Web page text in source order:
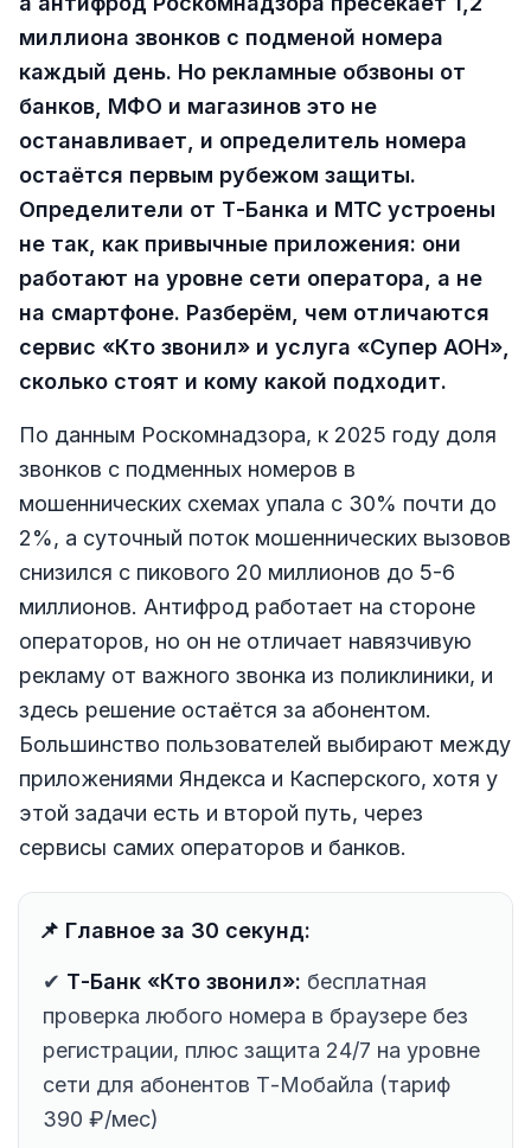
миллиона звонков с подменой номера
каждый день. Но рекламные обзвоны от
банков, МФО и магазинов это не
останавливает, и определитель номера
остаётся первым рубежом защиты.
Определители от Т-Банка и МТС устроены
не так, как привычные приложения: они
работают на уровне сети оператора, а не
на смартфоне. Разберём, чем отличаются
сервис «Кто звонил» и услуга «Супер АОН»,
сколько стоят и кому какой подходит.
По данным Роскомнадзора, к 2025 году доля
звонков с подменных номеров в
мошеннических схемах упала с 30% почти до
2%, а суточный поток мошеннических вызовов
снизился с пикового 20 миллионов до 5-6
миллионов. Антифрод работает на стороне
операторов, но он не отличает навязчивую
рекламу от важного звонка из поликлиники, и
здесь решение остаётся за абонентом.
Большинство пользователей выбирают между
приложениями Яндекса и Касперского, хотя у
этой задачи есть и второй путь, через
сервисы самих операторов и банков.
📌 Главное за 30 секунд:
✔ Т-Банк «Кто звонил»: бесплатная
проверка любого номера в браузере без
регистрации, плюс защита 24/7 на уровне
сети для абонентов Т-Мобайла (тариф
390 ₽/мес)